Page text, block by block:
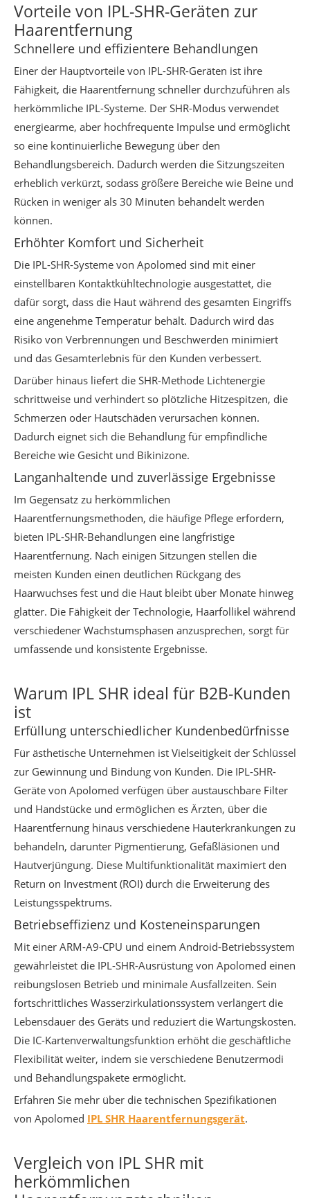
Vorteile von IPL-SHR-Geräten zur
Haarentfernung
Schnellere und effizientere Behandlungen
Einer der Hauptvorteile von IPL-SHR-Geräten ist ihre
Fähigkeit, die Haarentfernung schneller durchzuführen als
herkömmliche IPL-Systeme. Der SHR-Modus verwendet
energiearme, aber hochfrequente Impulse und ermöglicht
so eine kontinuierliche Bewegung über den
Behandlungsbereich. Dadurch werden die Sitzungszeiten
erheblich verkürzt, sodass größere Bereiche wie Beine und
Rücken in weniger als 30 Minuten behandelt werden
können.
Erhöhter Komfort und Sicherheit
Die IPL-SHR-Systeme von Apolomed sind mit einer
einstellbaren Kontaktkühltechnologie ausgestattet, die
dafür sorgt, dass die Haut während des gesamten Eingriffs
eine angenehme Temperatur behält. Dadurch wird das
Risiko von Verbrennungen und Beschwerden minimiert
und das Gesamterlebnis für den Kunden verbessert.
Darüber hinaus liefert die SHR-Methode Lichtenergie
schrittweise und verhindert so plötzliche Hitzespitzen, die
Schmerzen oder Hautschäden verursachen können.
Dadurch eignet sich die Behandlung für empfindliche
Bereiche wie Gesicht und Bikinizone.
Langanhaltende und zuverlässige Ergebnisse
Im Gegensatz zu herkömmlichen
Haarentfernungsmethoden, die häufige Pflege erfordern,
bieten IPL-SHR-Behandlungen eine langfristige
Haarentfernung. Nach einigen Sitzungen stellen die
meisten Kunden einen deutlichen Rückgang des
Haarwuchses fest und die Haut bleibt über Monate hinweg
glatter. Die Fähigkeit der Technologie, Haarfollikel während
verschiedener Wachstumsphasen anzusprechen, sorgt für
umfassende und konsistente Ergebnisse.
Warum IPL SHR ideal für B2B-Kunden
ist
Erfüllung unterschiedlicher Kundenbedürfnisse
Für ästhetische Unternehmen ist Vielseitigkeit der Schlüssel
zur Gewinnung und Bindung von Kunden. Die IPL-SHR-
Geräte von Apolomed verfügen über austauschbare Filter
und Handstücke und ermöglichen es Ärzten, über die
Haarentfernung hinaus verschiedene Hauterkrankungen zu
behandeln, darunter Pigmentierung, Gefäßläsionen und
Hautverjüngung. Diese Multifunktionalität maximiert den
Return on Investment (ROI) durch die Erweiterung des
Leistungsspektrums.
Betriebseffizienz und Kosteneinsparungen
Mit einer ARM-A9-CPU und einem Android-Betriebssystem
gewährleistet die IPL-SHR-Ausrüstung von Apolomed einen
reibungslosen Betrieb und minimale Ausfallzeiten. Sein
fortschrittliches Wasserzirkulationssystem verlängert die
Lebensdauer des Geräts und reduziert die Wartungskosten.
Die IC-Kartenverwaltungsfunktion erhöht die geschäftliche
Flexibilität weiter, indem sie verschiedene Benutzermodi
und Behandlungspakete ermöglicht.
Erfahren Sie mehr über die technischen Spezifikationen
von Apolomed IPL SHR Haarentfernungsgerät.
Vergleich von IPL SHR mit
herkömmlichen